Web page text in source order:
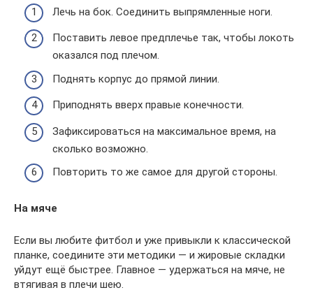
Лечь на бок. Соединить выпрямленные ноги.
Поставить левое предплечье так, чтобы локоть
оказался под плечом.
Поднять корпус до прямой линии.
Приподнять вверх правые конечности.
Зафиксироваться на максимальное время, на
сколько возможно.
Повторить то же самое для другой стороны.
На мяче
Если вы любите фитбол и уже привыкли к классической
планке, соедините эти методики — и жировые складки
уйдут ещё быстрее. Главное — удержаться на мяче, не
втягивая в плечи шею.